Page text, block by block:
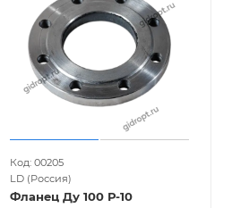
Код: 00205
LD (Россия)
Фланец Ду 100 Р-10